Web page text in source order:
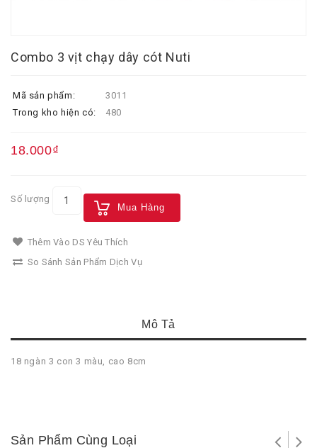
Combo 3 vịt chạy dây cót Nuti
Mã sản phẩm:
3011
Trong kho hiện có:
480
18.000₫
Số lượng
Mua Hàng
Thêm Vào DS Yêu Thích
So Sánh Sản Phẩm Dịch Vụ
Mô Tả
18 ngàn 3 con 3 màu, cao 8cm
Sản Phẩm Cùng Loại